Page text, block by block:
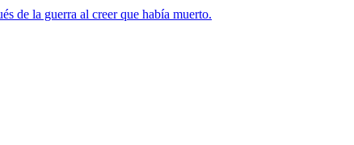
de la guerra al creer que había muerto.